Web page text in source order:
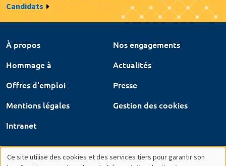
Candidats
À propos
Nos engagements
Hommage à
Actualités
Offres d'emploi
Presse
Mentions légales
Gestion des cookies
Intranet
Ce site utilise des cookies et des services tiers pour garantir son